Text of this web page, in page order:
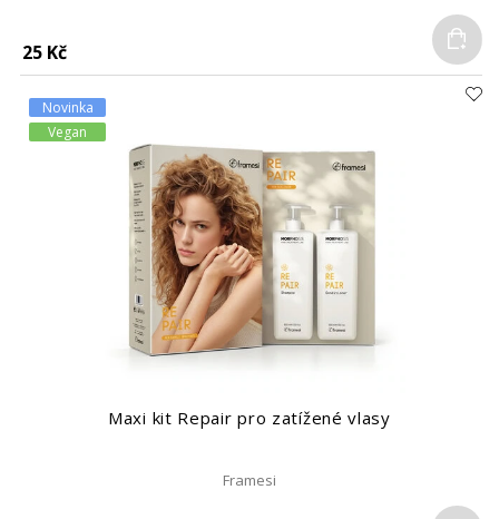
25 Kč
Novinka
Vegan
Maxi kit Repair pro zatížené vlasy
Framesi